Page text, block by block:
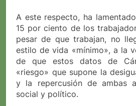
A este respecto, ha
15 por ciento de los
pesar de que trabajan, no
estilo de vida «mínimo», a la
de que estos datos de
«riesgo» que supone la
y la repercusión de ambas
social y político.